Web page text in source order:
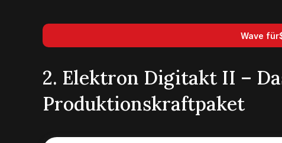
Wave für
2. Elektron Digitakt II –
Produktionskraftpaket